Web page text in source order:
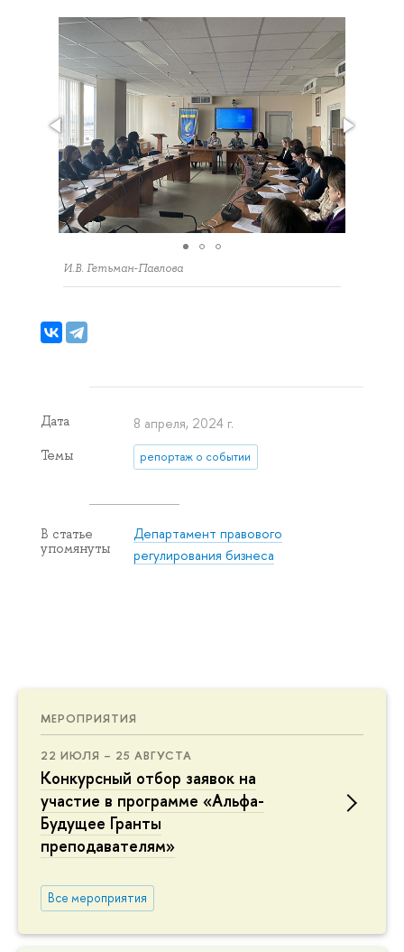
МЕРОПРИЯТИЯ
22 ИЮЛЯ – 25 АВГУСТА
Конкурсный отбор заявок на
участие в программе «Альфа-
Будущее Гранты
преподавателям»
Все мероприятия
И.В. Гетьман-Павлова
Дата 8 апреля, 2024 г.
Темы репортаж о событии
В статье
упомянуты
Департамент правового
регулирования бизнеса